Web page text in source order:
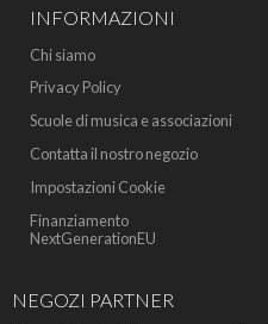
INFORMAZIONI
Chi siamo
Privacy Policy
Scuole di musica e associazioni
Contatta il nostro negozio
Impostazioni Cookie
Finanziamento
NextGenerationEU
NEGOZI PARTNER